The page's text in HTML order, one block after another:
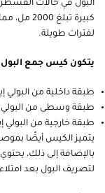
البول في حالات القسطرة
كبيرة
لفترات طويلة.
يتكون كيس جمع البول ميدلاين 2000 مل
طبقة داخلية من البولي
طبقة وسطى من البولي
طبقة خارجية من البولي
يتميز الكيس أيضًا
بالإضافة إلى ذلك،
لتصريف البول بعد